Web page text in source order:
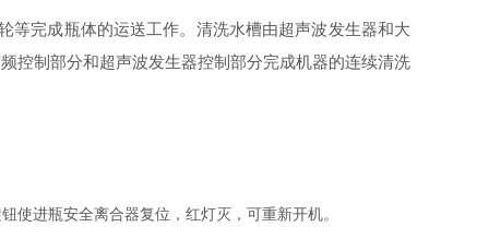
等完成瓶体的运送工作。清洗水槽由超声波发生器和大
控制部分和超声波发生器控制部分完成机器的连续清洗
进瓶安全离合器复位，红灯灭，可重新开机。